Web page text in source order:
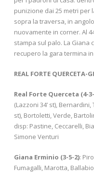
punizione dai 25 metri per
sopra la traversa, in
nuovamente in corner. Al
stampa sul palo. La Giana
recupero la gara termina
REAL FORTE QUERCETA-
Real Forte Querceta (4-
(Lazzoni 34’ st),
st), Bortoletti, Verde,
disp: Pastine, Ceccarelli,
Simone Venturi
Giana Erminio (3-5-2):
Fumagalli, Marotta,